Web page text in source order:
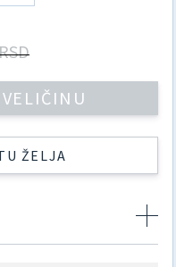
ŽELJA